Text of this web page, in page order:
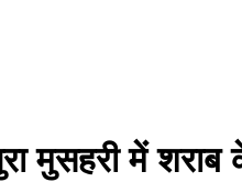
मुसहरी में शराब